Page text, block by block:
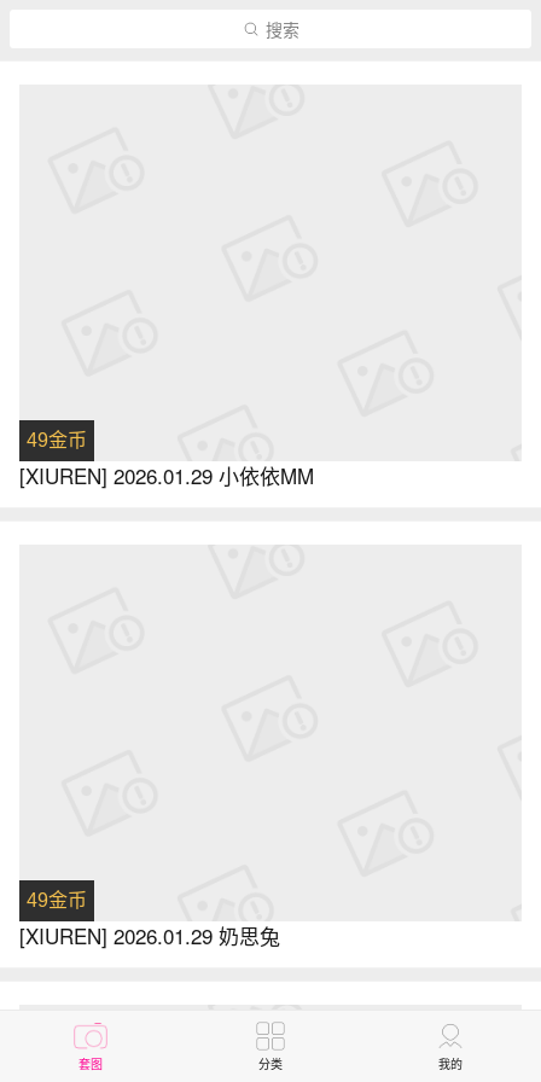
搜索
49金币
[XIUREN] 2026.01.29 小依依MM
49金币
[XIUREN] 2026.01.29 奶思兔
套图 分类 我的